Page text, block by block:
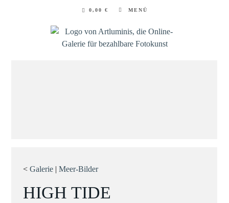
0,00 € MENÜ
< Galerie| Meer-Bilder
HIGH TIDE